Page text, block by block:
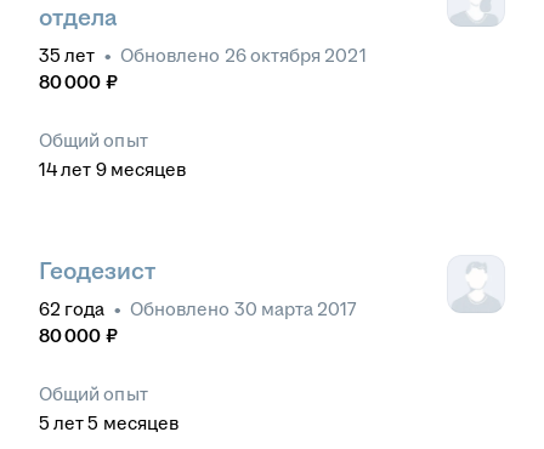
отдела
35 лет • Обновлено 26 октября 2021
80 000 ₽
Общий опыт
14лет 9 месяцев
Геодезист
62 года • Обновлено 30 марта 2017
80 000 ₽
Общий опыт
5 лет 5 месяцев